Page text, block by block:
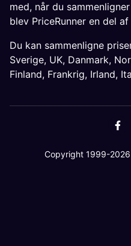
med, når du
blev PriceRunner en del af
Du kan sammenligne
Sverige, UK, Danmark,
Finland, Frankrig, Irland,
Copyright 1999-2026